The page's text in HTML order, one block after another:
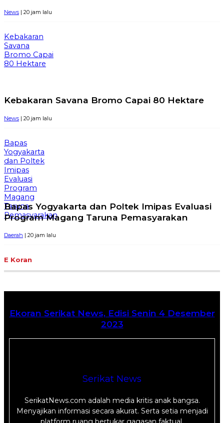
News | 20 jam lalu
Kebakaran
Savana
Bromo Capai
80 Hektare
Kebakaran Savana Bromo Capai 80 Hektare
News | 20 jam lalu
Bapas
Yogyakarta
dan Poltek
Imipas
Evaluasi
Program
Magang
Taruna
Pemasyarakan
Bapas Yogyakarta dan Poltek Imipas Evaluasi
Program Magang Taruna Pemasyarakan
Daerah | 20 jam lalu
E Koran
Ekoran Serikat News, Edisi Senin 4 Desember
2023
Serikat News
SerikatNews.com adalah media kritis anak bangsa.
Menyajikan informasi secara akurat. Serta setia menjadi